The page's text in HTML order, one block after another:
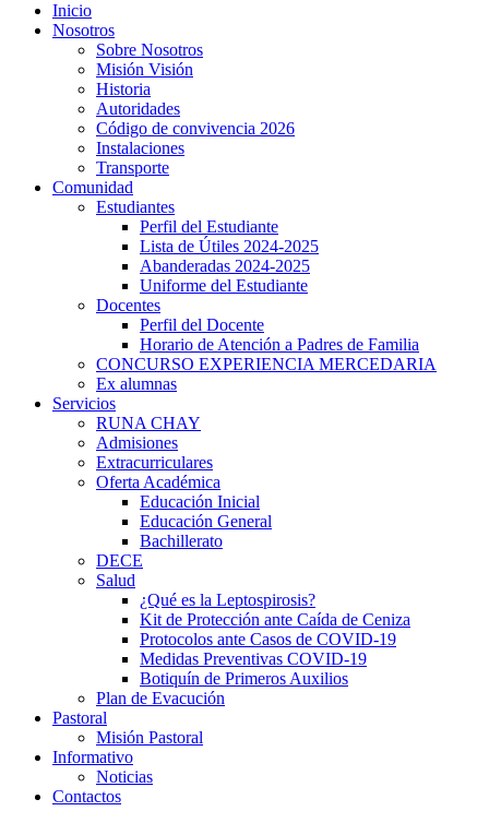
Inicio
Nosotros
Sobre Nosotros
Misión Visión
Historia
Autoridades
Código de convivencia 2026
Instalaciones
Transporte
Comunidad
Estudiantes
Perfil del Estudiante
Lista de Útiles 2024-2025
Abanderadas 2024-2025
Uniforme del Estudiante
Docentes
Perfil del Docente
Horario de Atención a Padres de Familia
CONCURSO EXPERIENCIA MERCEDARIA
Ex alumnas
Servicios
RUNA CHAY
Admisiones
Extracurriculares
Oferta Académica
Educación Inicial
Educación General
Bachillerato
DECE
Salud
¿Qué es la Leptospirosis?
Kit de Protección ante Caída de Ceniza
Protocolos ante Casos de COVID-19
Medidas Preventivas COVID-19
Botiquín de Primeros Auxilios
Plan de Evacución
Pastoral
Misión Pastoral
Informativo
Noticias
Contactos